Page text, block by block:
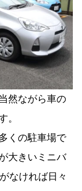
然ながら車の
。
くの駐車場で
大きいミニバ
なければ日々